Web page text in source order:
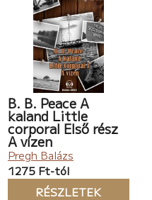
B. B. Peace A
kaland Little
corporal Első rész
A vízen
Pregh Balázs
1275 Ft-tól
RÉSZLETEK